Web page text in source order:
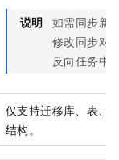
说明 如需同步新
修改同步对
反向任务中
仅支持迁移库、表、
结构。